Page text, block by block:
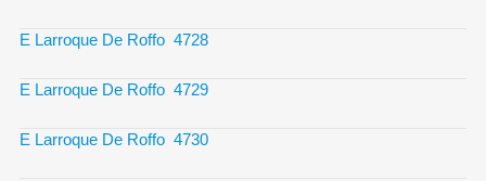
E Larroque De Roffo 4728
E Larroque De Roffo 4729
E Larroque De Roffo 4730